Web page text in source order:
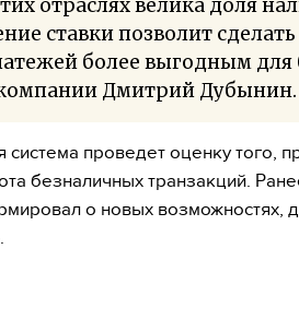
отраслях велика доля
ставки позволит
более выгодным для
Дмитрий Дубынин.
проведет оценку того,
безналичных транзакций.
о новых возможностях,